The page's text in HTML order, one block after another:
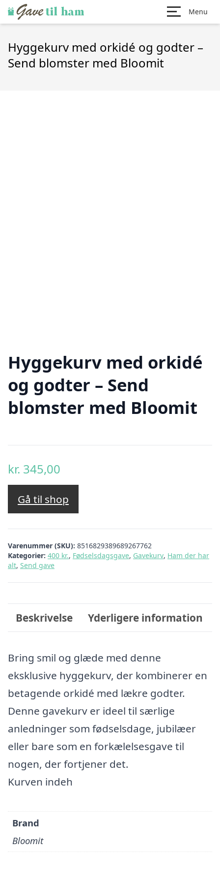
Menu
Hyggekurv med orkidé og godter –
Send blomster med Bloomit
Hyggekurv med orkidé
og godter – Send
blomster med Bloomit
kr. 345,00
Gå til shop
Varenummer (SKU): 8516829389689267762
Kategorier: 400 kr., Fødselsdagsgave, Gavekurv, Ham der har
alt, Send gave
Beskrivelse Yderligere information
Bring smil og glæde med denne
eksklusive hyggekurv, der kombinerer en
betagende orkidé med lækre godter.
Denne gavekurv er ideel til særlige
anledninger som fødselsdage, jubilæer
eller bare som en forkælelsesgave til
nogen, der fortjener det.
Kurven indeh
Brand
Bloomit